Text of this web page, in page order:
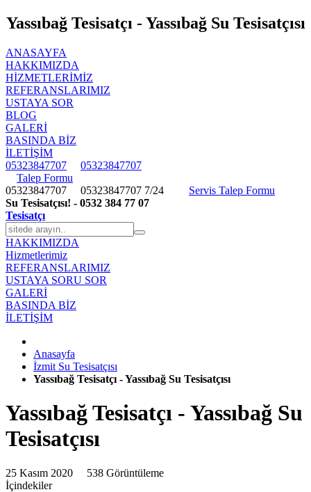
Yassıbağ Tesisatçı - Yassıbağ Su Tesisatçısı
ANASAYFA
HAKKIMIZDA
HIZMETLERIMIZ
REFERANSLARIMIZ
USTAYA SOR
BLOG
GALERİ
BASINDA BİZ
İLETİŞİM
05323847707
05323847707
Talep Formu
05323847707 05323847707 7/24
Servis Talep Formu
Su Tesisatçısı! - 0532 384 77 07
Tesisatçı
HAKKIMIZDA
Hizmetlerimiz
REFERANSLARIMIZ
USTAYA SORU SOR
GALERİ
BASINDA BİZ
İLETİŞİM
Anasayfa
İzmit Su Tesisatçısı
Yassıbağ Tesisatçı - Yassıbağ Su Tesisatçısı
Yassıbağ Tesisatçı - Yassıbağ Su
Tesisatçısı
25 Kasım 2020 538 Görüntüleme
İçindekiler